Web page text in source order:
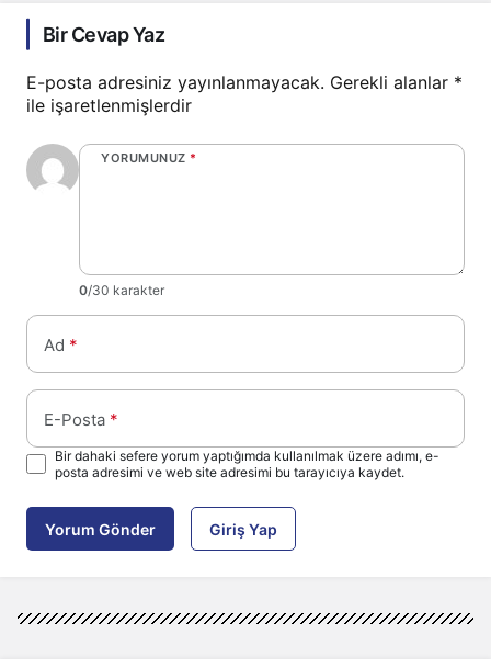
Bir Cevap Yaz
E-posta adresiniz yayınlanmayacak. Gerekli alanlar *
ile işaretlenmişlerdir
YORUMUNUZ *
0/30 karakter
Ad *
E-Posta *
Bir dahaki sefere yorum yaptığımda kullanılmak üzere adımı, e-
posta adresimi ve web site adresimi bu tarayıcıya kaydet.
Yorum Gönder Giriş Yap